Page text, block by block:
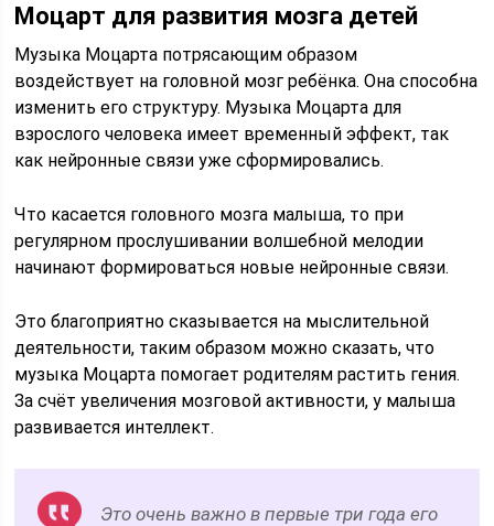
Моцарт для развития мозга детей
Музыка Моцарта потрясающим образом
воздействует на головной мозг ребёнка. Она способна
изменить его структуру. Музыка Моцарта для
взрослого человека имеет временный эффект, так
как нейронные связи уже сформировались.
Что касается головного мозга малыша, то при
регулярном прослушивании волшебной мелодии
начинают формироваться новые нейронные связи.
Это благоприятно сказывается на мыслительной
деятельности, таким образом можно сказать, что
музыка Моцарта помогает родителям растить гения.
За счёт увеличения мозговой активности, у малыша
развивается интеллект.
Это очень важно в первые три года его